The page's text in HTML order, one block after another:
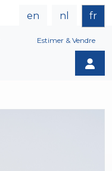
en nl fr
Estimer & Vendre